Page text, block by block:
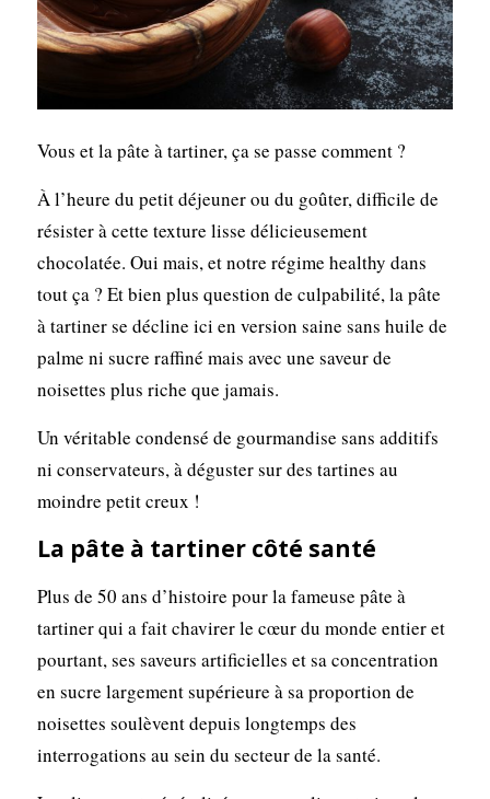
Vous et la pâte à tartiner, ça se passe comment ?
À l’heure du petit déjeuner ou du goûter, difficile de
résister à cette texture lisse délicieusement
chocolatée. Oui mais, et notre régime healthy dans
tout ça ? Et bien plus question de culpabilité, la pâte
à tartiner se décline ici en version saine sans huile de
palme ni sucre raffiné mais avec une saveur de
noisettes plus riche que jamais.
Un véritable condensé de gourmandise sans additifs
ni conservateurs, à déguster sur des tartines au
moindre petit creux !
La pâte à tartiner côté santé
Plus de 50 ans d’histoire pour la fameuse pâte à
tartiner qui a fait chavirer le cœur du monde entier et
pourtant, ses saveurs artificielles et sa concentration
en sucre largement supérieure à sa proportion de
noisettes soulèvent depuis longtemps des
interrogations au sein du secteur de la santé.